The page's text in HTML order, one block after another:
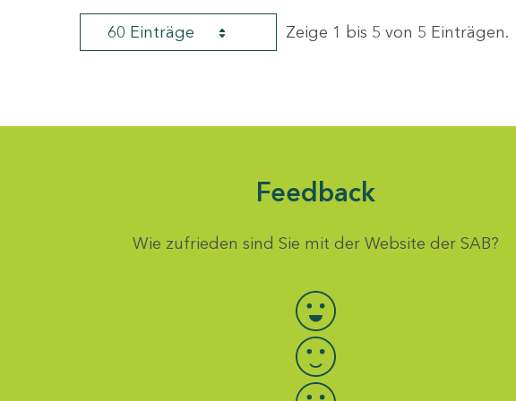
60 Einträge Zeige 1 bis 5 von 5 Einträgen.
Feedback
Wie zufrieden sind Sie mit der Website der SAB?
Bewertung auswählen